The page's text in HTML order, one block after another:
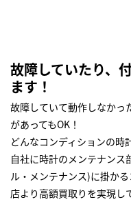
故障していたり、
ます！
故障していて動作しなかっ
があってもOK！
どんなコンディションの時
自社に時計のメンテナンス
ル・メンテナンス)に掛か
店より高額買取りを実現し